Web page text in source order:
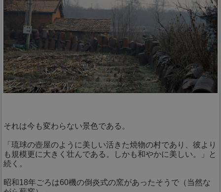
それは今も変わらない景色である。
「琉球の壺屋のように美しい活きた焼物の村であり、彼より
も規模更に大きく壮んである。しかも和やかに美しい。」と
続く。
昭和18年ごろは60機の倒炎式の窯があったそうで（当然な